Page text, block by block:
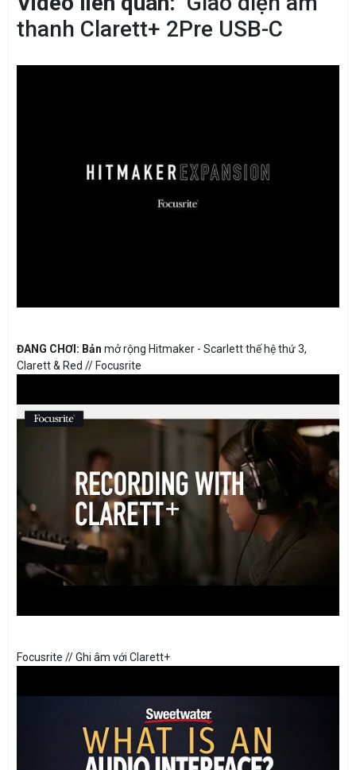
thanh Clarett+ 2Pre USB-C
ĐANG CHƠI: Bản mở rộng Hitmaker - Scarlett thế hệ thứ 3,
Clarett & Red // Focusrite
Focusrite // Ghi âm với Clarett+